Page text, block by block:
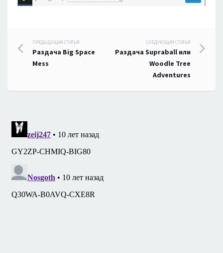
Навигация
по
записям
ПРЕДЫДУЩАЯ СТАТЬЯ
Раздача Big Space
Mess
СЛЕДУЮЩАЯ СТАТЬЯ
Раздача Supraball или
Woodle Tree
Adventures